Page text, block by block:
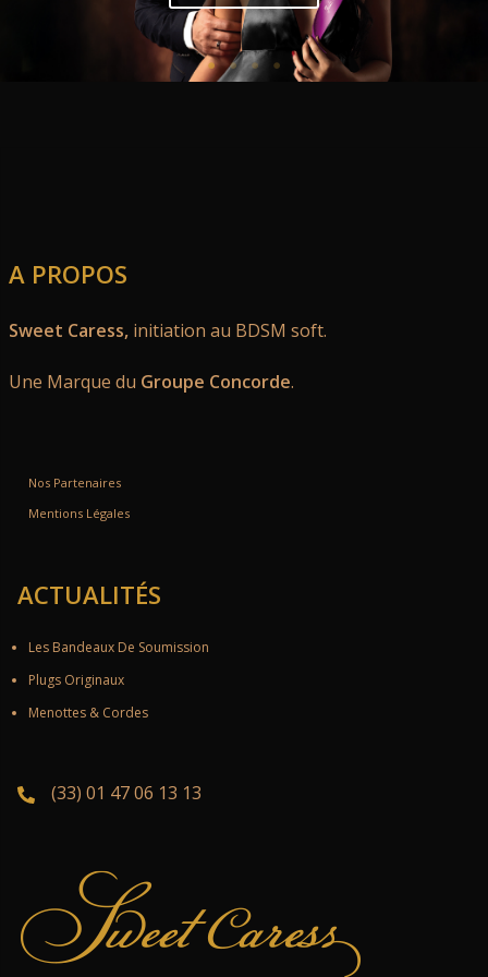
A PROPOS
Sweet Caress,initiation au BDSM soft.
Une Marque du Groupe Concorde.
Nos Partenaires
Mentions Légales
ACTUALITÉS
Les Bandeaux De Soumission
Plugs Originaux
Menottes & Cordes
(33) 01 47 06 13 13